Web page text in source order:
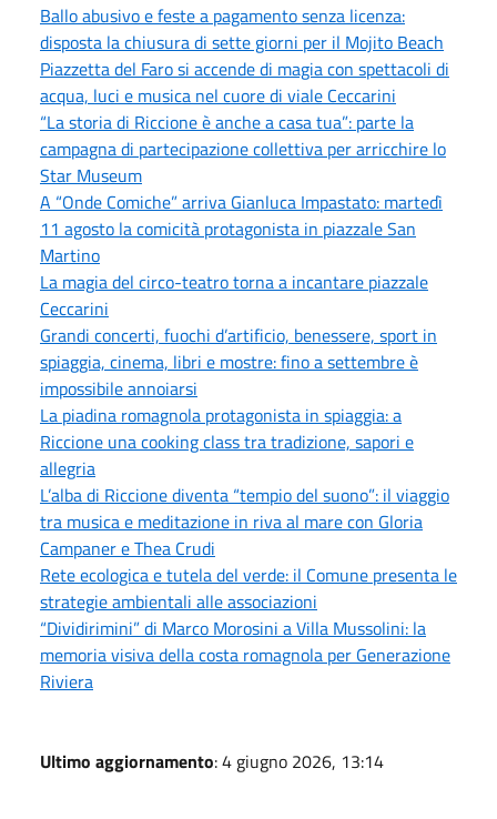
Ballo abusivo e feste a pagamento senza licenza:
disposta la chiusura di sette giorni per il Mojito Beach
Piazzetta del Faro si accende di magia con spettacoli di
acqua, luci e musica nel cuore di viale Ceccarini
“La storia di Riccione è anche a casa tua”: parte la
campagna di partecipazione collettiva per arricchire lo
Star Museum
A “Onde Comiche” arriva Gianluca Impastato: martedì
11 agosto la comicità protagonista in piazzale San
Martino
La magia del circo-teatro torna a incantare piazzale
Ceccarini
Grandi concerti, fuochi d’artificio, benessere, sport in
spiaggia, cinema, libri e mostre: fino a settembre è
impossibile annoiarsi
La piadina romagnola protagonista in spiaggia: a
Riccione una cooking class tra tradizione, sapori e
allegria
L’alba di Riccione diventa “tempio del suono”: il viaggio
tra musica e meditazione in riva al mare con Gloria
Campaner e Thea Crudi
Rete ecologica e tutela del verde: il Comune presenta le
strategie ambientali alle associazioni
“Dividirimini” di Marco Morosini a Villa Mussolini: la
memoria visiva della costa romagnola per Generazione
Riviera
Ultimo aggiornamento: 4 giugno 2026, 13:14